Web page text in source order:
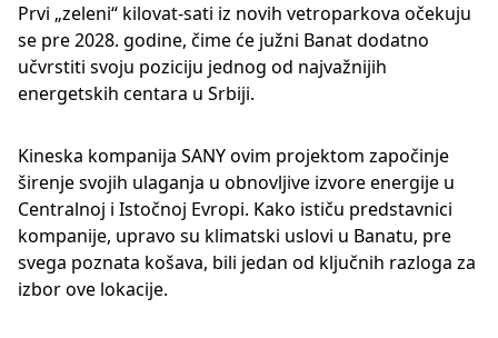
Prvi „zeleni“ kilovat-sati iz novih vetroparkova očekuju
se pre 2028. godine, čime će južni Banat dodatno
učvrstiti svoju poziciju jednog od najvažnijih
energetskih centara u Srbiji.
Kineska kompanija SANY ovim projektom započinje
širenje svojih ulaganja u obnovljive izvore energije u
Centralnoj i Istočnoj Evropi. Kako ističu predstavnici
kompanije, upravo su klimatski uslovi u Banatu, pre
svega poznata košava, bili jedan od ključnih razloga za
izbor ove lokacije.